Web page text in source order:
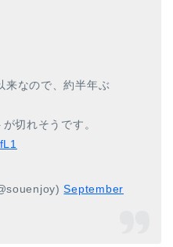
来なので、約半年ぶ
切れそうです。
September